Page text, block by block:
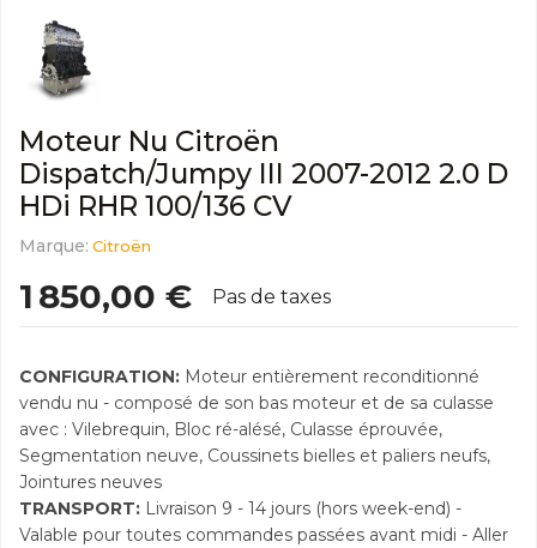
Moteur Nu Citroën
Dispatch/Jumpy III 2007-2012 2.0 D
HDi RHR 100/136 CV
Marque: Citroën
1 850,00 € Pas de taxes
CONFIGURATION: Moteur entièrement reconditionné
vendu nu - composé de son bas moteur et de sa culasse
avec : Vilebrequin, Bloc ré-alésé, Culasse éprouvée,
Segmentation neuve, Coussinets bielles et paliers neufs,
Jointures neuves
TRANSPORT: Livraison 9 - 14 jours (hors week-end) -
Valable pour toutes commandes passées avant midi - Aller